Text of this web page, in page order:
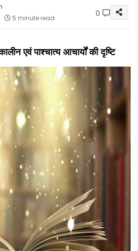
5 minute read 0
एवं पाश्चात्य आचार्यों की दृष्टि